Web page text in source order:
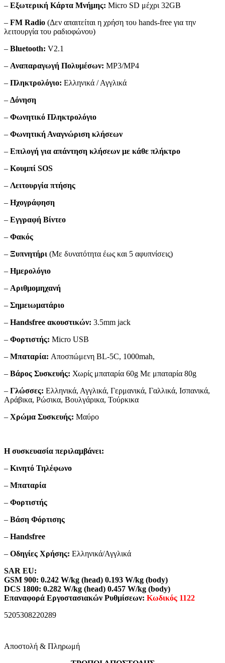
– Εξωτερική Κάρτα Μνήμης: Micro SD μέχρι 32GB
– FM Radio (Δεν απαιτείται η χρήση του hands-free για την
λειτουργία του ραδιοφώνου)
– Bluetooth: V2.1
– Αναπαραγωγή Πολυμέσων: MP3/MP4
– Πληκτρολόγιο: Ελληνικά / Αγγλικά
– Δόνηση
– Φωνητικό Πληκτρολόγιο
– Φωνητική Αναγνώριση κλήσεων
– Επιλογή για απάντηση κλήσεων με κάθε πλήκτρο
– Κουμπί SOS
– Λειτουργία πτήσης
– Ηχογράφηση
– Εγγραφή Βίντεο
– Φακός
– Ξυπνητήρι (Με δυνατότητα έως και 5 αφυπνίσεις)
– Ημερολόγιο
– Αριθμομηχανή
– Σημειωματάριο
– Handsfree ακουστικών: 3.5mm jack
– Φορτιστής: Micro USB
– Μπαταρία: Αποσπώμενη BL-5C, 1000mah,
– Βάρος Συσκευής: Χωρίς μπαταρία 60g Με μπαταρία 80g
– Γλώσσες: Ελληνικά, Αγγλικά, Γερμανικά, Γαλλικά, Ισπανικά,
Αράβικα, Ρώσικα, Βουλγάρικα, Τούρκικα
– Χρώμα Συσκευής: Μαύρο
Η συσκευασία περιλαμβάνει:
– Κινητό Τηλέφωνο
– Μπαταρία
– Φορτιστής
– Βάση Φόρτισης
– Handsfree
– Οδηγίες Χρήσης: Ελληνικά/Αγγλικά
SAR EU:
GSM 900: 0.242 W/kg (head) 0.193 W/kg (body)
DCS 1800: 0.282 W/kg (head) 0.457 W/kg (body)
Επαναφορά Εργοστασιακών Ρυθμίσεων: Κωδικός 1122
5205308220289
Αποστολή & Πληρωμή